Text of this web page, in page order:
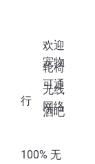
欢迎
宠物
轮椅
可通
行
无线
网络
酒吧
100% 无